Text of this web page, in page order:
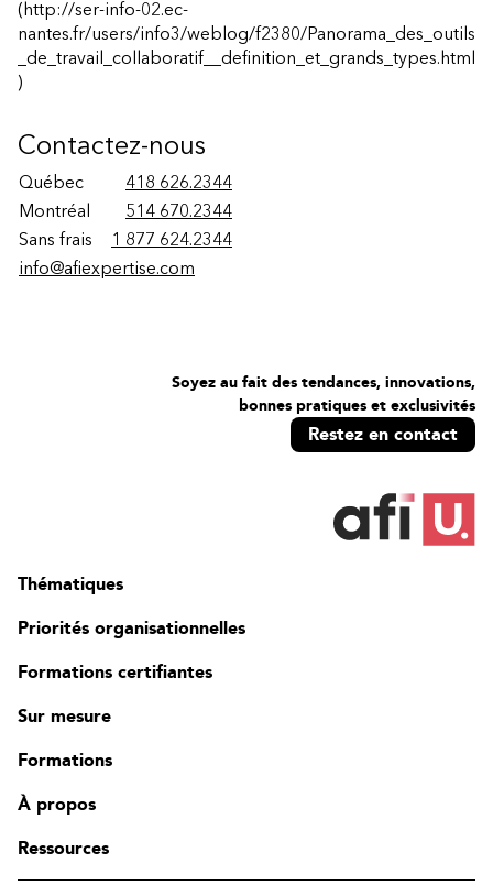
(http://ser-info-02.ec-
nantes.fr/users/info3/weblog/f2380/Panorama_des_outils
_de_travail_collaboratif__definition_et_grands_types.html
)
Contactez-nous
Québec
418 626.2344
Montréal
514 670.2344
Sans frais
1 877 624.2344
info@afiexpertise.com
Soyez au fait des tendances, innovations,
bonnes pratiques et exclusivités
Restez en contact
Thématiques
Priorités organisationnelles
Formations certifiantes
Sur mesure
Formations
À propos
Ressources